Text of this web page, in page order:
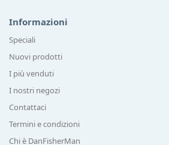
Informazioni
Speciali
Nuovi prodotti
I più venduti
I nostri negozi
Contattaci
Termini e condizioni
Chi è DanFisherMan